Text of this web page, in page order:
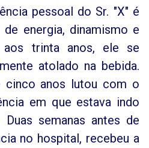
pessoal do Sr. "X" é
energia, dinamismo e
aos trinta anos, ele se
atolado na bebida.
cinco anos lutou com o
em que estava indo
semanas antes de
no hospital, recebeu a